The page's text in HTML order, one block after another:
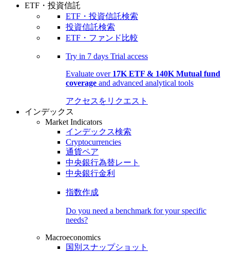
ETF・投資信託
ETF・投資信託検索
投資信託検索
ETF・ファンド比較
Try in 7 days Trial access
Evaluate over 17K ETF & 140K Mutual fund
coverage and advanced analytical tools
アクセスをリクエスト
インデックス
Market Indicators
インデックス検索
Cryptocurrencies
通貨ペア
中央銀行為替レート
中央銀行金利
指数作成
Do you need a benchmark for your specific
needs?
Macroeconomics
国別スナップショット